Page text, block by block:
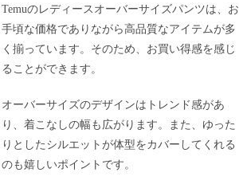
Temuのレディースオーバーサイズパンツは、お
手頃な価格でありながら高品質なアイテムが多
く揃っています。そのため、お買い得感を感じ
ることができます。
オーバーサイズのデザインはトレンド感があ
り、着こなしの幅も広がります。また、ゆった
りとしたシルエットが体型をカバーしてくれる
のも嬉しいポイントです。